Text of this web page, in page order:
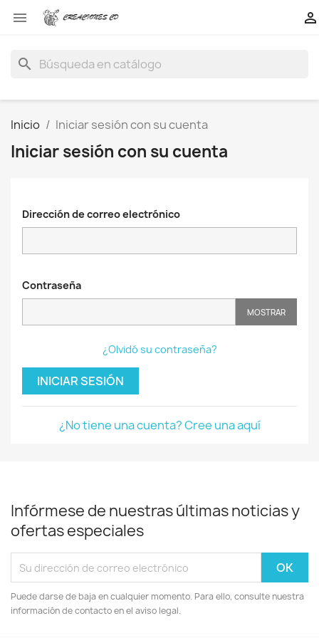
 
search
Inicio Iniciar sesión con su cuenta
Iniciar sesión con su cuenta
Dirección de correo electrónico
Contraseña
MOSTRAR
¿Olvidó su contraseña?
INICIAR SESIÓN
¿No tiene una cuenta? Cree una aquí
Infórmese de nuestras últimas noticias y
ofertas especiales
Puede darse de baja en cualquier momento. Para ello, consulte nuestra
información de contacto en el aviso legal.